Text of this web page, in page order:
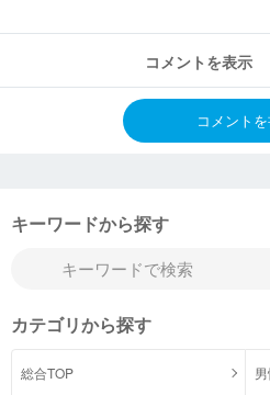
コメントを表示
コメントを
キーワードから探す
カテゴリから探す
総合TOP